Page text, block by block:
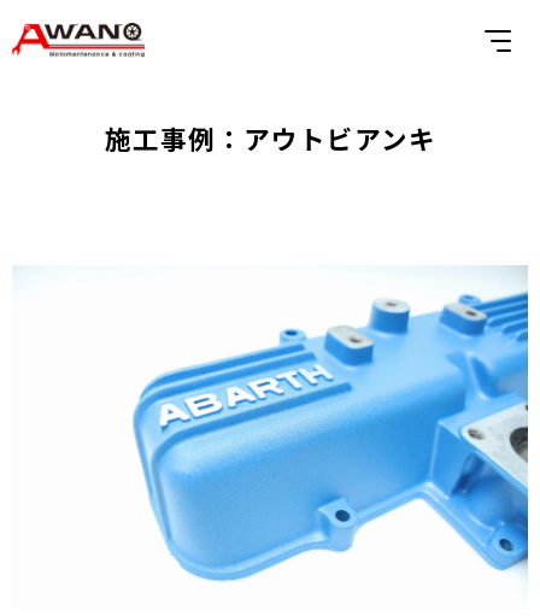
施工事例：アウトビアンキ